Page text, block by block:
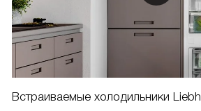
Встраиваемые холодильники